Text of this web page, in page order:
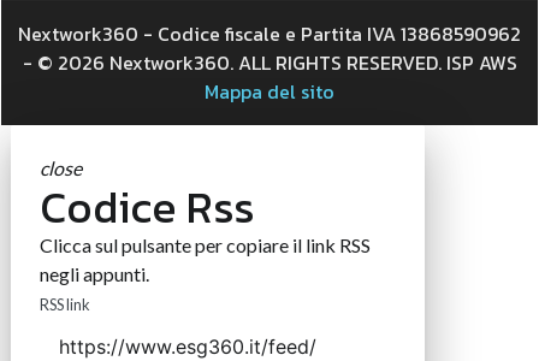
Nextwork360 - Codice fiscale e Partita IVA 13868590962
- © 2026 Nextwork360. ALL RIGHTS RESERVED. ISP AWS
Mappa del sito
close
Codice Rss
Clicca sul pulsante per copiare il link RSS
negli appunti.
RSS link